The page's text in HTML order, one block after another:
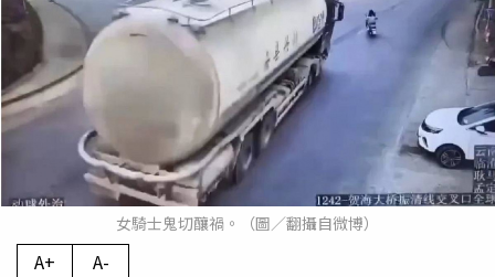
女騎士鬼切釀禍。（圖／翻攝自微博）
A+ A-